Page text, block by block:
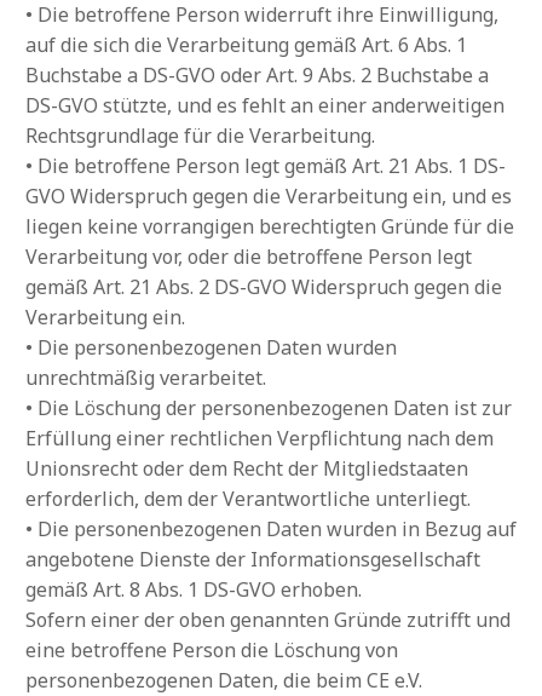
• Die betroffene Person widerruft ihre Einwilligung,
auf die sich die Verarbeitung gemäß Art. 6 Abs. 1
Buchstabe a DS-GVO oder Art. 9 Abs. 2 Buchstabe a
DS-GVO stützte, und es fehlt an einer anderweitigen
Rechtsgrundlage für die Verarbeitung.
• Die betroffene Person legt gemäß Art. 21 Abs. 1 DS-
GVO Widerspruch gegen die Verarbeitung ein, und es
liegen keine vorrangigen berechtigten Gründe für die
Verarbeitung vor, oder die betroffene Person legt
gemäß Art. 21 Abs. 2 DS-GVO Widerspruch gegen die
Verarbeitung ein.
• Die personenbezogenen Daten wurden
unrechtmäßig verarbeitet.
• Die Löschung der personenbezogenen Daten ist zur
Erfüllung einer rechtlichen Verpflichtung nach dem
Unionsrecht oder dem Recht der Mitgliedstaaten
erforderlich, dem der Verantwortliche unterliegt.
• Die personenbezogenen Daten wurden in Bezug auf
angebotene Dienste der Informationsgesellschaft
gemäß Art. 8 Abs. 1 DS-GVO erhoben.
Sofern einer der oben genannten Gründe zutrifft und
eine betroffene Person die Löschung von
personenbezogenen Daten, die beim CE e.V.